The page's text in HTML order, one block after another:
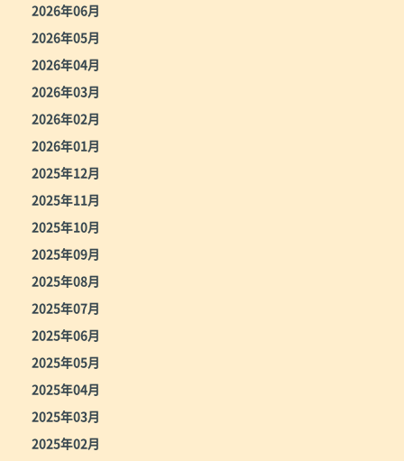
2026年06月
2026年05月
2026年04月
2026年03月
2026年02月
2026年01月
2025年12月
2025年11月
2025年10月
2025年09月
2025年08月
2025年07月
2025年06月
2025年05月
2025年04月
2025年03月
2025年02月